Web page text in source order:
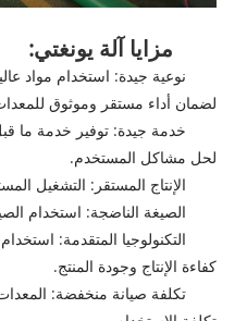
مزايا آلة يونغتي:
نوعية جيدة: استخدام مواد
لضمان أداء مستقر وموثوق
خدمة جيدة: توفير خدمة ما قبل
لحل مشاكل المستخدم.
الإنتاج المستقر: التشغيل
الصيغة الناضجة: استخدام
التكنولوجيا المتقدمة:
كفاءة الإنتاج وجودة المنتج.
تكلفة صيانة منخفضة: